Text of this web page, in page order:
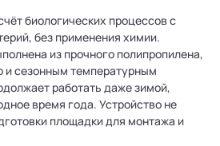
биологических процессов с
без применения химии.
из прочного полипропилена,
и сезонным температурным
работать даже зимой,
время года. Устройство не
площадки для монтажа и